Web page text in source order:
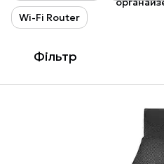
Wi-Fi Router
Фільтр